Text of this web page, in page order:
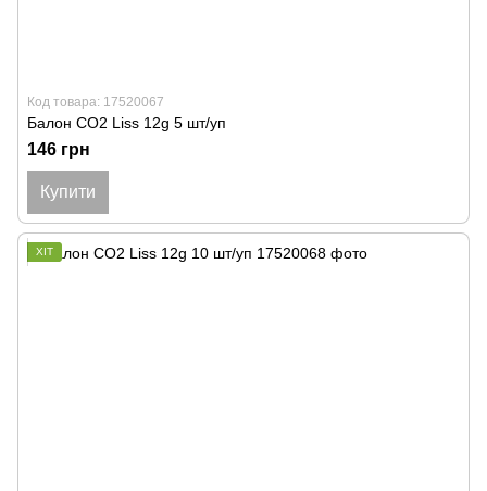
Код товара: 17520067
Балон CO2 Liss 12g 5 шт/уп
146 грн
Купити
ХІТ